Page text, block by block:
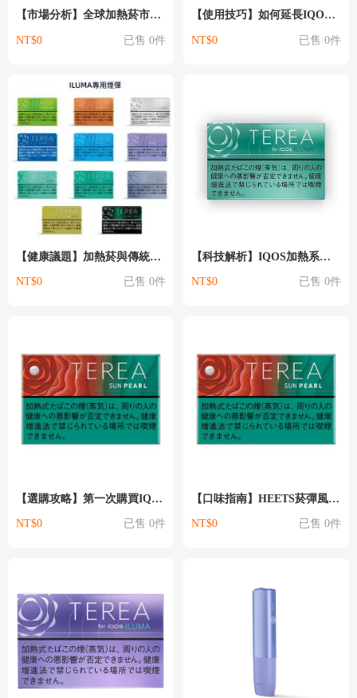
【市場分析】全球加熱菸市場趨勢：台灣消費者的機會與挑戰
NT$0 已售 0件
【使用技巧】如何延長IQOS主機壽命：保養與維護的實用建議
NT$0 已售 0件
【健康議題】加熱菸與傳統香菸：健康專家怎麼說？
NT$0 已售 0件
【科技解析】IQOS加熱系統的運作原理：從菸草棒到氣霧的旅程
NT$0 已售 0件
【選購攻略】第一次購買IQOS完整指南：新手必看的十個建議
NT$0 已售 0件
【口味指南】HEETS菸彈風味評測：哪種口味最適合你？
NT$0 已售 0件